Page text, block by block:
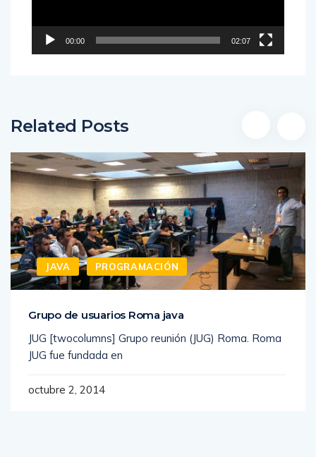
00:00 02:07
Related Posts
JAVA PROGRAMACIÓN
Grupo de usuarios Roma java
JUG [twocolumns] Grupo reunión (JUG) Roma. Roma
JUG fue fundada en
octubre 2, 2014